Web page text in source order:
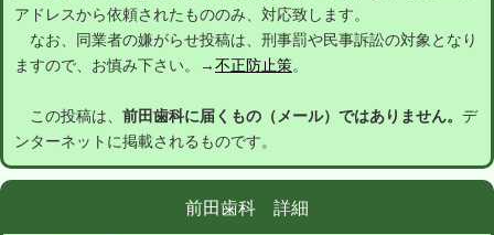
アドレスから依頼されたもののみ、対応致します。
なお、同業者の嫌がらせ投稿は、刑事罰や民事訴訟の対象となり
ますので、お慎み下さい。→不正防止策。
この投稿は、 前田歯科に届くもの（メール）ではありません。 デ
ンターネットに掲載されるものです。
前田歯科 詳細